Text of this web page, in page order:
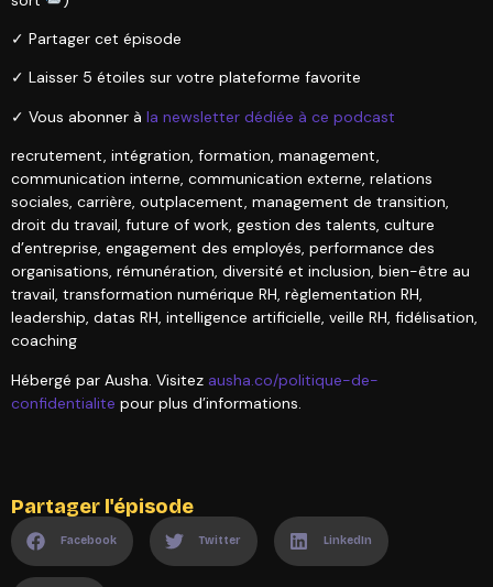
✓ Partager cet épisode
✓ Laisser 5 étoiles sur votre plateforme favorite
✓ Vous abonner à la newsletter dédiée à ce podcast
recrutement, intégration, formation, management,
communication interne, communication externe, relations
sociales, carrière, outplacement, management de transition,
droit du travail, future of work, gestion des talents, culture
d’entreprise, engagement des employés, performance des
organisations, rémunération, diversité et inclusion, bien-être au
travail, transformation numérique RH, règlementation RH,
leadership, datas RH, intelligence artificielle, veille RH, fidélisation,
coaching
Hébergé par Ausha. Visitez ausha.co/politique-de-
confidentialite pour plus d’informations.
Partager l'épisode
Facebook Twitter LinkedIn